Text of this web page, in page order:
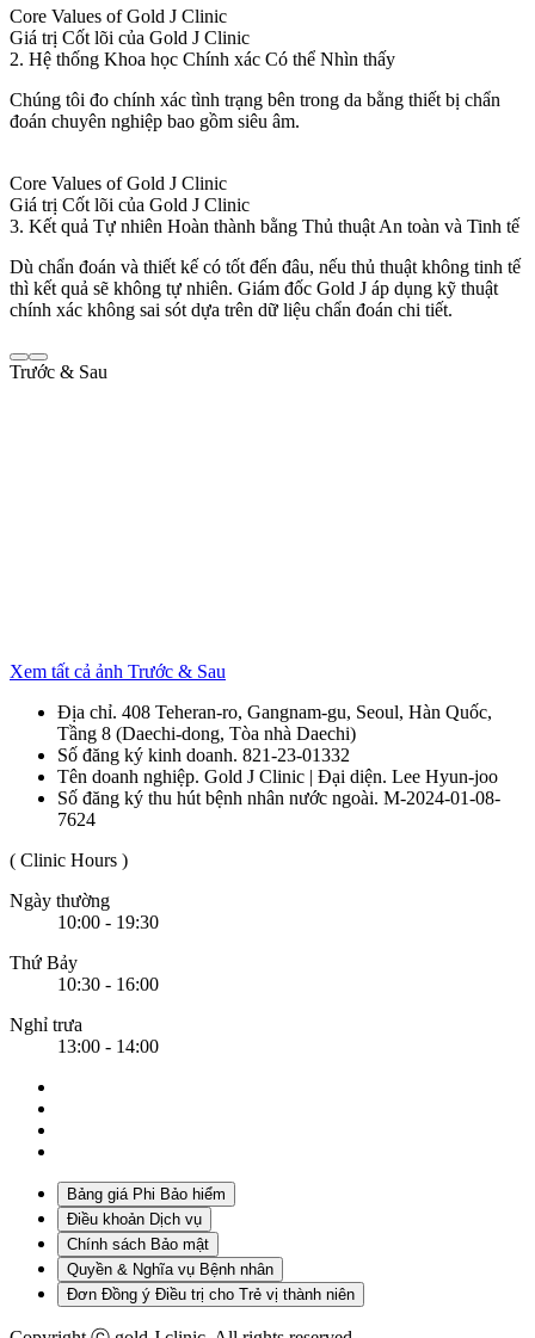
Core Values of Gold J Clinic
Giá trị Cốt lõi của Gold J Clinic
2. Hệ thống Khoa học Chính xác Có thể Nhìn thấy
Chúng tôi đo chính xác tình trạng bên trong da bằng thiết bị chẩn
đoán chuyên nghiệp bao gồm siêu âm.
Core Values of Gold J Clinic
Giá trị Cốt lõi của Gold J Clinic
3. Kết quả Tự nhiên Hoàn thành bằng Thủ thuật An toàn và Tinh tế
Dù chẩn đoán và thiết kế có tốt đến đâu, nếu thủ thuật không tinh tế
thì kết quả sẽ không tự nhiên. Giám đốc Gold J áp dụng kỹ thuật
chính xác không sai sót dựa trên dữ liệu chẩn đoán chi tiết.
Trước & Sau
Xem tất cả ảnh Trước & Sau
Địa chỉ. 408 Teheran-ro, Gangnam-gu, Seoul, Hàn Quốc,
Tầng 8 (Daechi-dong, Tòa nhà Daechi)
Số đăng ký kinh doanh. 821-23-01332
Tên doanh nghiệp. Gold J Clinic | Đại diện. Lee Hyun-joo
Số đăng ký thu hút bệnh nhân nước ngoài. M-2024-01-08-
7624
( Clinic Hours )
Ngày thường
10:00 - 19:30
Thứ Bảy
10:30 - 16:00
Nghỉ trưa
13:00 - 14:00
Bảng giá Phi Bảo hiểm
Điều khoản Dịch vụ
Chính sách Bảo mật
Quyền & Nghĩa vụ Bệnh nhân
Đơn Đồng ý Điều trị cho Trẻ vị thành niên